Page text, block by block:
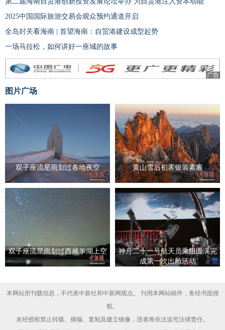
2025中国国际旅游交易会观众预约通道开启
全岛封关看海南 | 首望海南：自贸港建设成型起势
一场马拉松，如何讲好一座城的故事
广告
图片广场
双子座流星雨划过各地夜空 黄山雪后初霁银装素裹
双子座流星雨划过西藏羊湖上空
神舟二十一号航天员乘组圆满完
成第一次出舱活动
本网站所刊载信息，不代表中新社和中新网观点。 刊用本网站稿件，务经书面授
权。
未经授权禁止转载、摘编、复制及建立镜像，违者将依法追究法律责任。